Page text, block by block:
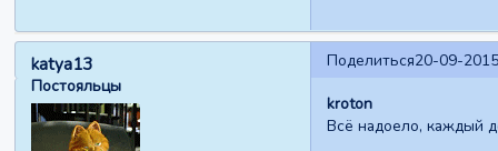
Поделиться20-09-
katya13
Постояльцы
kroton
Всё надоело, каждый